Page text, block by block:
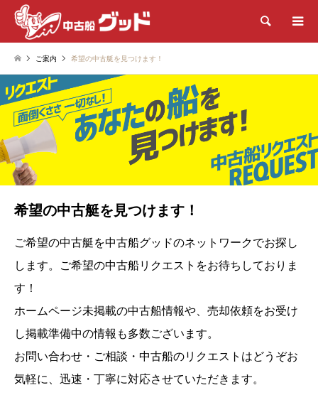
検索
ご案内 希望の中古艇を見つけます！
希望の中古艇を見つけます！
ご希望の中古艇を中古船グッドのネットワークでお探し
します。
ご希望の中古船リクエストをお待ちしておりま
す！
ホームページ未掲載の中古船情報や、売却依頼をお受け
し掲載準備中の情報も多数ございます。
お問い合わせ・ご相談・中古船のリクエストはどうぞお
気軽に、迅速・丁寧に対応させていただきます。